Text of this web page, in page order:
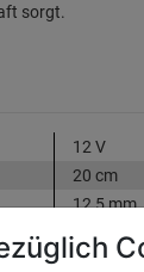
sorgt.
12 V
20 cm
12,5 mm
1,7 kg
ohne